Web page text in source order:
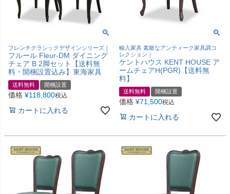
フレンチクラシックデザインシリーズ｜
フルール Fleur-DM ダイニング
チェア B 2脚セット【送料無
料・開梱設置込み】東海家具
送料無料 開梱設置
価格 ¥118,800税込
カートに入れる
輸入家具 素敵なアンティーク家具調コ
レクション｜
ケントハウス KENT HOUSE ア
ームチェアH(PGR)【送料無
料】
送料無料 開梱設置
価格 ¥71,500税込
カートに入れる